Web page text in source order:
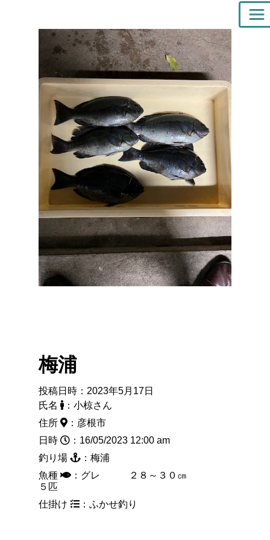
梅浦
投稿日時：2023年5月17日
氏名
：小椋さん
住所
：彦根市
日時
：16/05/2023 12:00 am
釣り場
：梅浦
魚種
：グレ ２８～３０㎝
５匹
仕掛け
：ふかせ釣り